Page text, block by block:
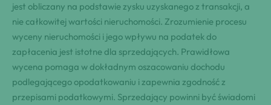
jest obliczany na podstawie zysku uzyskanego z transakcji, a
nie całkowitej wartości nieruchomości. Zrozumienie procesu
wyceny nieruchomości i jego wpływu na podatek do
zapłacenia jest istotne dla sprzedających. Prawidłowa
wycena pomaga w dokładnym oszacowaniu dochodu
podlegającego opodatkowaniu i zapewnia zgodność z
przepisami podatkowymi. Sprzedający powinni być świadomi